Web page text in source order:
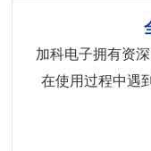
加科电子拥有资
在使用过程中遇